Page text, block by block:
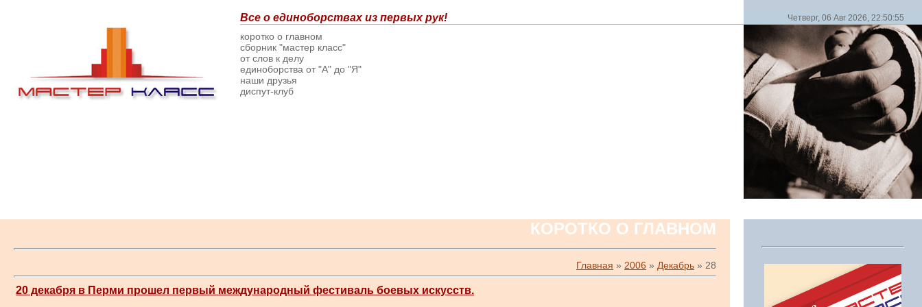
Все о единоборствах из первых рук! Четверг, 06 Авг 2026, 22:50:55
коротко о главном
сборник "мастер класс"
от слов к делу
единоборства от "А" до "Я"
наши друзья
диспут-клуб
КОРОТКО О ГЛАВНОМ
Главная » 2006 » Декабрь » 28
20 декабря в Перми прошел первый международный фестиваль боевых искусств.